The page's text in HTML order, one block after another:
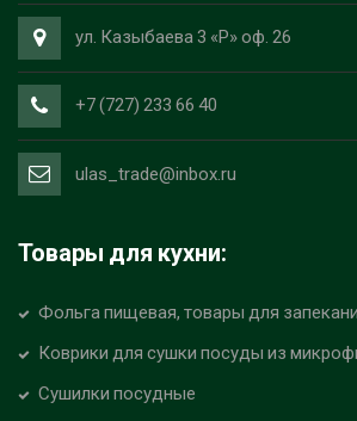
ул. Казыбаева 3 «Р» оф. 26
+7 (727) 233 66 40
ulas_trade@inbox.ru
Товары для кухни:
Фольга пищевая, товары для
Коврики для сушки посуды из
Сушилки посудные